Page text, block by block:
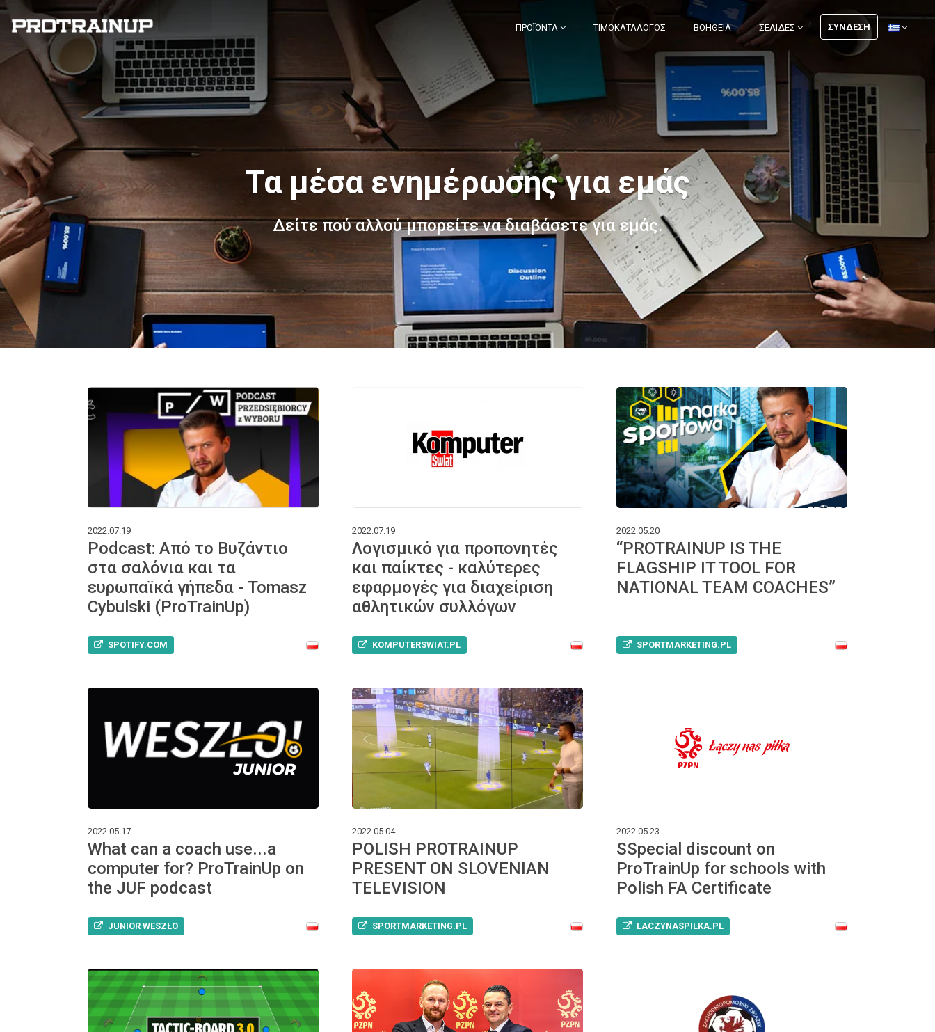
ΠΡΟΪΌΝΤΑ ΤΙΜΟΚΑΤΆΛΟΓΟΣ ΒΟΉΘΕΙΑ ΣΕΛΊΔΕΣ ΣΎΝΔΕΣΗ
Τα μέσα ενημέρωσης για εμάς
Δείτε πού αλλού μπορείτε να διαβάσετε για εμάς.
2022.07.19
Podcast: Από το Βυζάντιο
στα σαλόνια και τα
ευρωπαϊκά γήπεδα - Tomasz
Cybulski (ProTrainUp)
SPOTIFY.COM
2022.07.19
Λογισμικό για προπονητές
και παίκτες - καλύτερες
εφαρμογές για διαχείριση
αθλητικών συλλόγων
KOMPUTERSWIAT.PL
2022.05.20
“PROTRAINUP IS THE
FLAGSHIP IT TOOL FOR
NATIONAL TEAM COACHES”
SPORTMARKETING.PL
2022.05.17
What can a coach use...a
computer for? ProTrainUp on
the JUF podcast
JUNIOR WESZŁO
2022.05.04
POLISH PROTRAINUP
PRESENT ON SLOVENIAN
TELEVISION
SPORTMARKETING.PL
2022.05.23
SSpecial discount on
ProTrainUp for schools with
Polish FA Certificate
LACZYNASPILKA.PL